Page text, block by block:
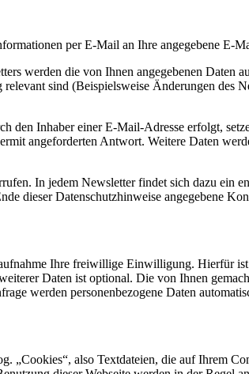
per E-Mail an Ihre angegebene E-
werden die von Ihnen angegebenen Daten
sind (Beispielsweise Änderungen des
den Inhaber einer E-Mail-Adresse erfolgt,
angeforderten Antwort. Weitere Daten
In jedem Newsletter findet sich dazu ein
dieser Datenschutzhinweise angegebene
Ihre freiwillige Einwilligung. Hierfür
Daten ist optional. Die von Ihnen
werden personenbezogene Daten
„Cookies“, also Textdateien, die auf Ihrem